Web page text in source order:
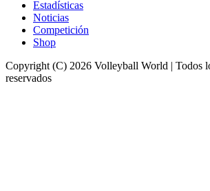
Estadísticas
Noticias
Competición
Shop
Copyright (C) 2026 Volleyball World | Todos
reservados